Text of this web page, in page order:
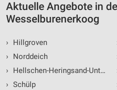
Aktuelle Angebote in
Wesselburenerkoog
›
Hillgroven
›
Norddeich
›
Hellschen-Heringsand-
› Schülp
Verwendung reduzierter Daten
Inhalten
Verwendung genauer
Geräte anhand von aktiv
Informationen identifizieren